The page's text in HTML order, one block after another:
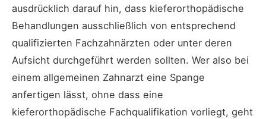
ausdrücklich darauf hin, dass kieferorthopädische
Behandlungen ausschließlich von entsprechend
qualifizierten Fachzahnärzten oder unter deren
Aufsicht durchgeführt werden sollten. Wer also bei
einem allgemeinen Zahnarzt eine Spange
anfertigen lässt, ohne dass eine
kieferorthopädische Fachqualifikation vorliegt, geht